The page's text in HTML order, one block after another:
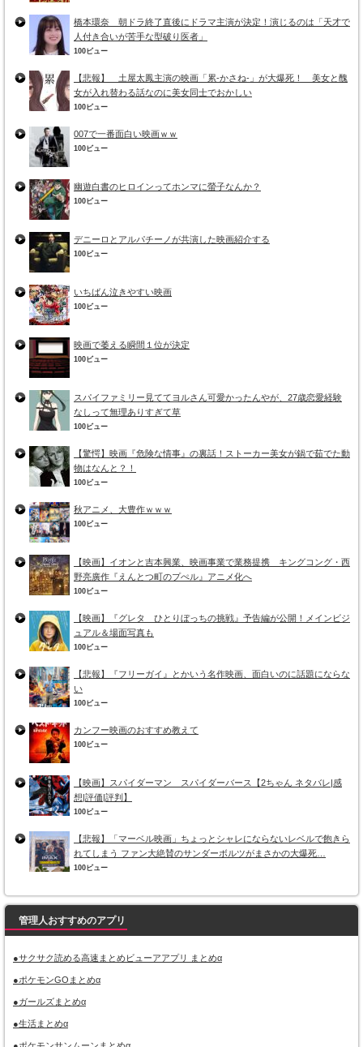
橋本環奈 朝ドラ終了直後にドラマ主演が決定！演じるのは「天才で
人付き合いが苦手な型破り医者」
100ビュー
【悲報】 土屋太鳳主演の映画「累-かさね-」が大爆死！ 美女と醜
女が入れ替わる話なのに美女同士でおかしい
100ビュー
007で一番面白い映画ｗｗ
100ビュー
幽遊白書のヒロインってホンマに螢子なんか？
100ビュー
デニーロとアルパチーノが共演した映画紹介する
100ビュー
いちばん泣きやすい映画
100ビュー
映画で萎える瞬間１位が決定
100ビュー
スパイファミリー見ててヨルさん可愛かったんやが、27歳恋愛経験
なしって無理ありすぎて草
100ビュー
【驚愕】映画『危険な情事』の裏話！ストーカー美女が鍋で茹でた動
物はなんと？！
100ビュー
秋アニメ、大豊作ｗｗｗ
100ビュー
【映画】イオンと吉本興業、映画事業で業務提携 キングコング・西
野亮廣作『えんとつ町のプぺル』アニメ化へ
100ビュー
【映画】『グレタ ひとりぼっちの挑戦』予告編が公開！メインビジ
ュアル＆場面写真も
100ビュー
【悲報】『フリーガイ』とかいう名作映画、面白いのに話題にならな
い
100ビュー
カンフー映画のおすすめ教えて
100ビュー
【映画】スパイダーマン スパイダーバース【2ちゃん ネタバレ|感
想|評価|評判】
100ビュー
【悲報】「マーベル映画」ちょっとシャレにならないレベルで飽きら
れてしまう ファン大絶賛のサンダーボルツがまさかの大爆死…
100ビュー
管理人おすすめのアプリ
●サクサク読める高速まとめビューアアプリ まとめα
●ポケモンGOまとめα
●ガールズまとめα
●生活まとめα
●ポケモンサンムーンまとめα